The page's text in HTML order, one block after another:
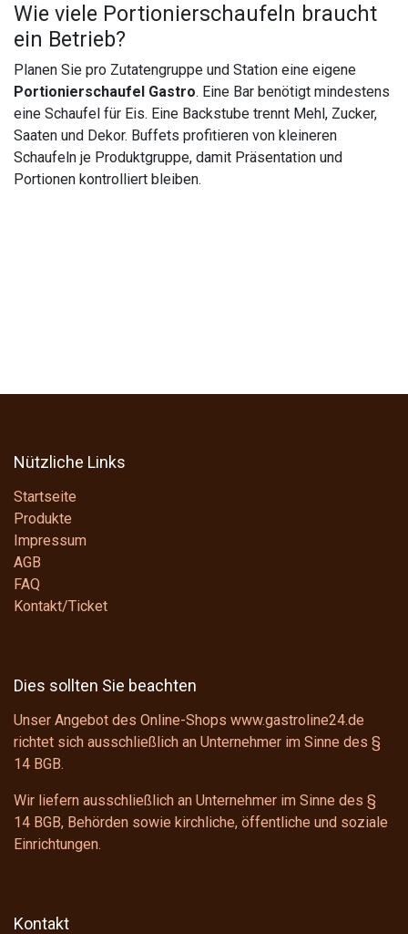
Wie viele Portionierschaufeln braucht
ein Betrieb?
Planen Sie pro Zutatengruppe und Station eine eigene
Portionierschaufel Gastro. Eine Bar benötigt mindestens
eine Schaufel für Eis. Eine Backstube trennt Mehl, Zucker,
Saaten und Dekor. Buffets profitieren von kleineren
Schaufeln je Produktgruppe, damit Präsentation und
Portionen kontrolliert bleiben.
Nützliche Links
Startseite
Produkte
Impressum
AGB
FAQ
Kontakt/Ticket
Dies sollten Sie beachten
Unser Angebot des Online-Shops www.gastroline24.de
richtet sich ausschließlich an Unternehmer im Sinne des §
14 BGB.
Wir liefern ausschließlich an Unternehmer im Sinne des §
14 BGB, Behörden sowie kirchliche, öffentliche und soziale
Einrichtungen.
Kontakt